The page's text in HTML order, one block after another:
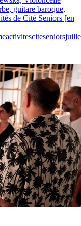
guitare baroque,
de Cité Seniors [en